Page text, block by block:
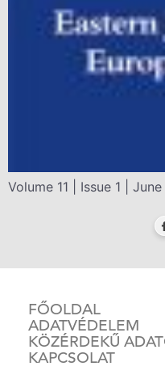
Volume 11 | Issue 1 |
FŐOLDAL
ADATVÉDELEM
KÖZÉRDEKŰ
KAPCSOLAT